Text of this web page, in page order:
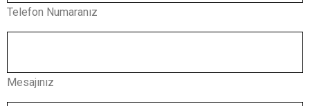
Telefon Numaranız
Mesajınız